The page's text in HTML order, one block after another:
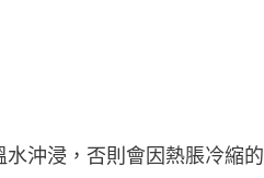
沖浸，否則會因熱脹冷縮的